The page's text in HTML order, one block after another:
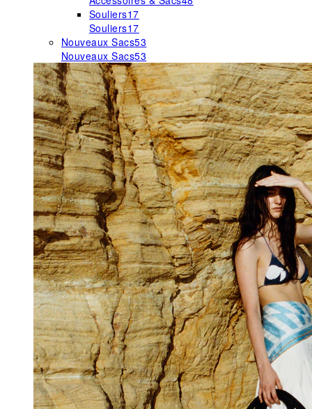
Souliers17
Souliers17
Nouveaux Sacs53
Nouveaux Sacs53